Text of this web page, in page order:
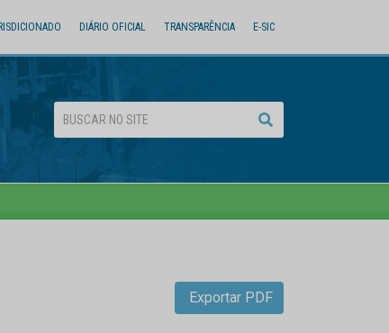
DIÁRIO OFICIAL TRANSPARÊNCIA E-SIC
Exportar PDF